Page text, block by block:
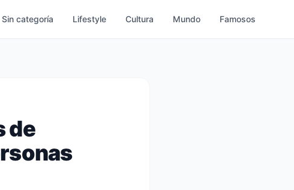
Sin categoría Lifestyle Cultura Mundo Famosos
de